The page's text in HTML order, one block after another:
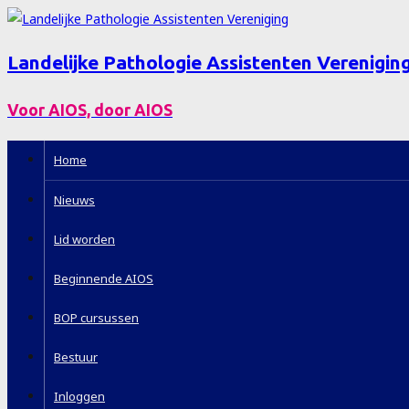
Landelijke Pathologie Assistenten
Voor AIOS, door AIOS
Home
Nieuws
Lid worden
Beginnende AIOS
BOP cursussen
Bestuur
Inloggen